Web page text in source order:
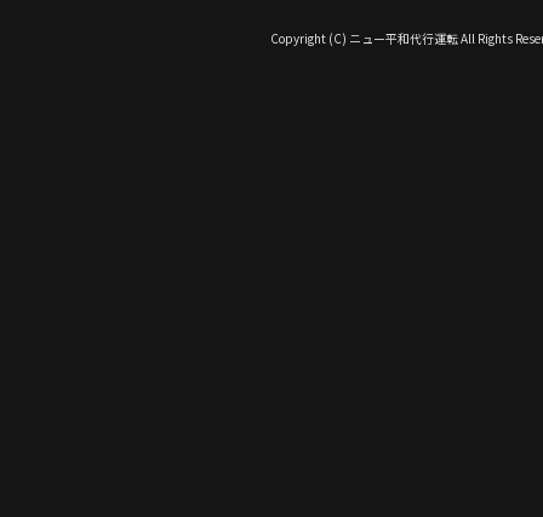
Copyright (C) ニュー平和代行運転 All Rights